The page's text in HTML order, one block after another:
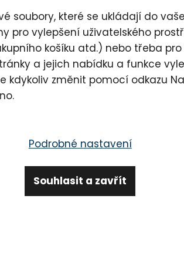
€ 94.79
Dostupnost
Výrobce
Sdílet
soubory, které se ukládají do
pro vylepšení uživatelského
košíku atd.) nebo třeba
a jejich nabídku a funkce
kdykoliv změnit pomocí odkazu
Podrobné nastavení
Souhlasit a zavřít